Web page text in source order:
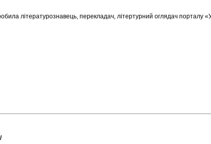
літературознавець, перекладач, літертурний оглядач порталу